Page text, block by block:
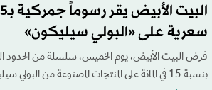
سعرية على «البولي سيليكون»
فرض البيت الأبيض، يوم الخميس، سلسلة من الحدود
بنسبة 15 في المائة على المنتجات المصنوعة من البولي سيليكون.